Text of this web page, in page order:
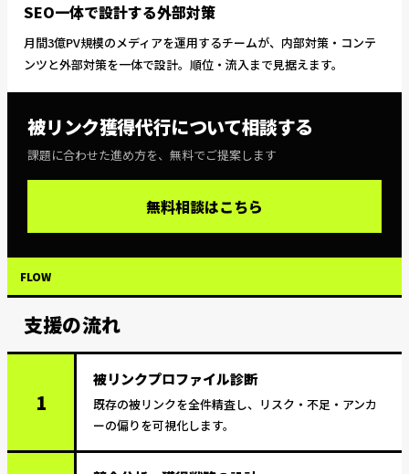
SEO一体で設計する外部対策
月間3億PV規模のメディアを運用するチームが、内部対策・コンテ
ンツと外部対策を一体で設計。順位・流入まで見据えます。
被リンク獲得代行について相談する
課題に合わせた進め方を、無料でご提案します
無料相談はこちら
FLOW
支援の流れ
1
被リンクプロファイル診断
既存の被リンクを全件精査し、リスク・不足・アンカ
ーの偏りを可視化します。